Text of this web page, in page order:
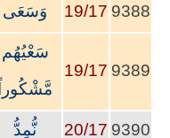
9388
19/17 وَسَعَى
9389
19/17
سَعْيُهُم
مَّشْكُوراً
9390
20/17 نُّمِدُّ